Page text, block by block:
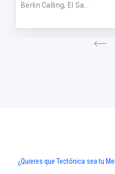
Berlin Calling, El Sa...
¿Quieres que Tectónica sea tu